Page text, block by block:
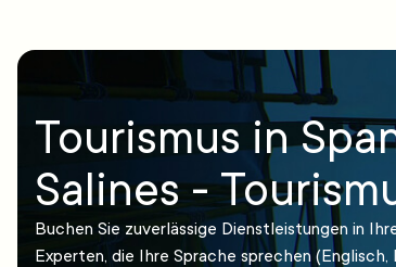
Tourismus in
Salines -
Buchen Sie zuverlässige Dienstleistungen in
Experten, die Ihre Sprache sprechen (Englisch,